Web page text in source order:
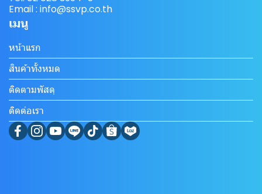
Email : info@ssvp.co.th
เมนู
หน้าแรก
สินค้าทั้งหมด
ติดตามพัสดุ
ติดต่อเรา